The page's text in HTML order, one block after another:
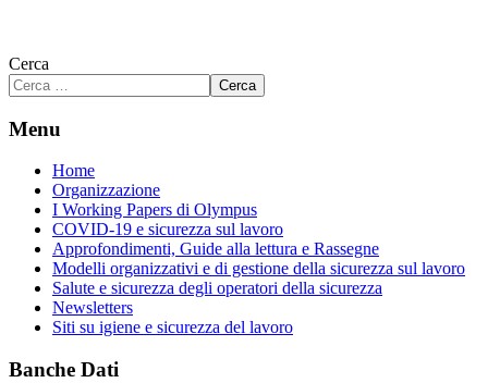
Cerca
Cerca
Menu
Home
Organizzazione
I Working Papers di Olympus
COVID-19 e sicurezza sul lavoro
Approfondimenti, Guide alla lettura e Rassegne
Modelli organizzativi e di gestione della sicurezza sul lavoro
Salute e sicurezza degli operatori della sicurezza
Newsletters
Siti su igiene e sicurezza del lavoro
Banche Dati